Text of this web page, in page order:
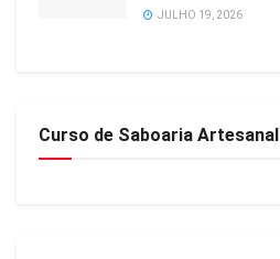
JULHO 19, 2026
Curso de Saboaria Artesanal